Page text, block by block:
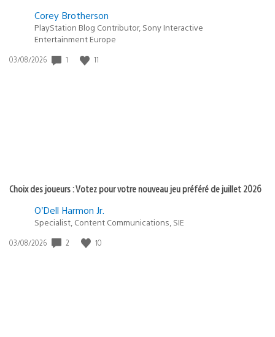
Corey Brotherson
PlayStation Blog Contributor, Sony Interactive
Entertainment Europe
Date
03/08/2026 1 11
Choix des joueurs : Votez pour votre nouveau jeu préféré de juillet 2026
O’Dell Harmon Jr.
Specialist, Content Communications, SIE
Date
03/08/2026 2 10